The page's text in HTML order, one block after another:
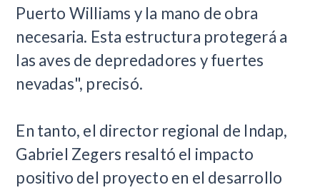
Puerto Williams y la mano de obra
necesaria. Esta estructura protegerá a
las aves de depredadores y fuertes
nevadas", precisó.
En tanto, el director regional de Indap,
Gabriel Zegers resaltó el impacto
positivo del proyecto en el desarrollo